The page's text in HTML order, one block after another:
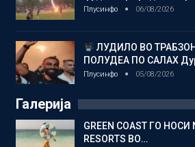
Плусинфо 06/08/2026
ЛУДИЛО ВО
ПОЛУДЕА ПО САЛАХ
Плусинфо 05/08/2026
Галерија
GREEN COAST ГО НОСИ
RESORTS ВО…